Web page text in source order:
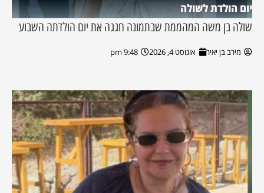
יום הולדת לשולה
שולה בן משה המהממת שבתמונה חגגה את יום הולדתה השבוע
מירב בן יאיר אוגוסט 4, 2026 9:48 pm